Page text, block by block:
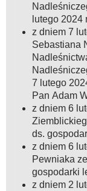
lutego 2024
z dniem 7
Sebastiana
7 lutego
Pan Adam
z dniem 6
ds.
z dniem 6
Pewniaka
gospodarki
z dniem 2